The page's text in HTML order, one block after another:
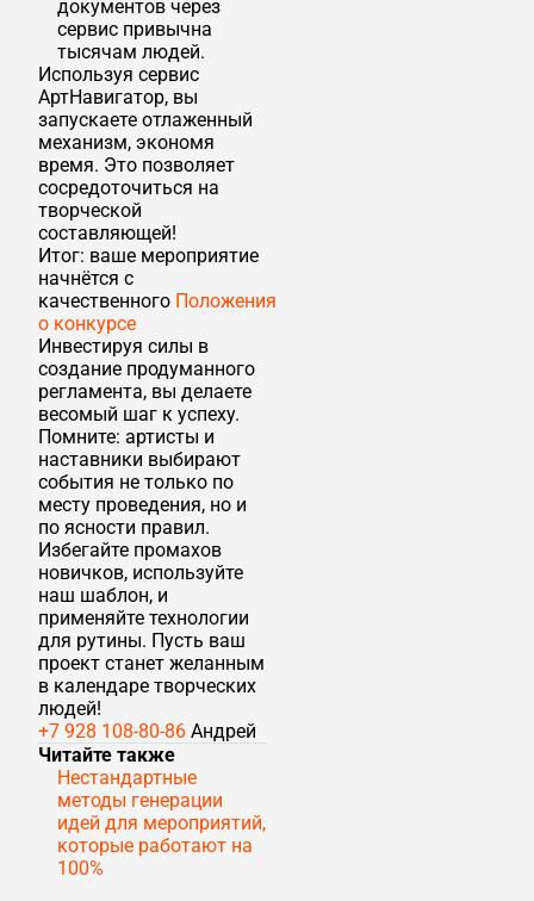
документов через
сервис привычна
тысячам людей.
Используя сервис
АртНавигатор, вы
запускаете отлаженный
механизм, экономя
время. Это позволяет
сосредоточиться на
творческой
составляющей!
Итог: ваше мероприятие
начнётся с
качественного Положения
о конкурсе
Инвестируя силы в
создание продуманного
регламента, вы делаете
весомый шаг к успеху.
Помните: артисты и
наставники выбирают
события не только по
месту проведения, но и
по ясности правил.
Избегайте промахов
новичков, используйте
наш шаблон, и
применяйте технологии
для рутины. Пусть ваш
проект станет желанным
в календаре творческих
людей!
+7 928 108-80-86 Андрей
Читайте также
Нестандартные
методы генерации
идей для мероприятий,
которые работают на
100%